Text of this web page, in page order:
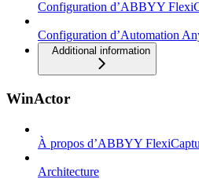
Configuration d’ABBYY
Configuration d’Automation
Additional information
WinActor
À propos d’ABBYY
Architecture